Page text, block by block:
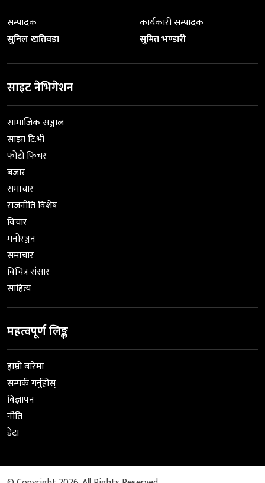
सम्पादक
सुनिल खतिवडा
कार्यकारी सम्पादक
सुमित भण्डारी
साइट नेभिगेशन
सामाजिक सञ्जाल
साझा टि.भी
फोटो फिचर
बजार
समाचार
राजनीति विशेष
विचार
मनोरञ्जन
समाचार
विचित्र संसार
साहित्य
महत्वपूर्ण लिङ्क
हाम्रो बारेमा
सम्पर्क गर्नुहोस्
विज्ञापन
नीति
डेटा